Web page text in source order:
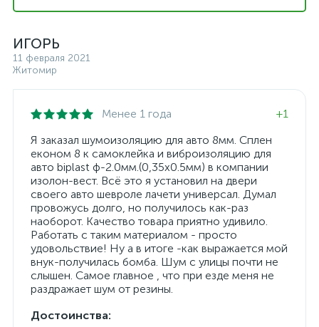
ИГОРЬ
11 февраля 2021
Житомир
Менее 1 года
+1
Я заказал шумоизоляцию для авто 8мм. Сплен
економ 8 к самоклейка и виброизоляцию для
авто biplast ф-2.0мм.(0,35х0.5мм) в компании
изолон-вест. Всё это я установил на двери
своего авто шевроле лачети универсал. Думал
провожусь долго, но получилось как-раз
наоборот. Качество товара приятно удивило.
Работать с таким материалом - просто
удовольствие! Ну а в итоге -как выражается мой
внук-получилась бомба. Шум с улицы почти не
слышен. Самое главное , что при езде меня не
раздражает шум от резины.
Достоинства: